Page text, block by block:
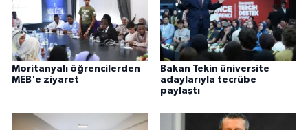
Moritanyalı öğrencilerden
MEB'e ziyaret
Bakan Tekin üniversite
adaylarıyla tecrübe
paylaştı